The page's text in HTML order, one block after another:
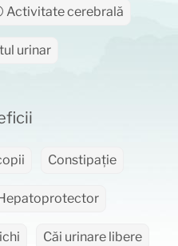
Activitate cerebrală
urinar
Constipație
Căi urinare libere